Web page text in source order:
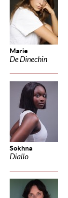
Marie
De Dinechin
Sokhna
Diallo